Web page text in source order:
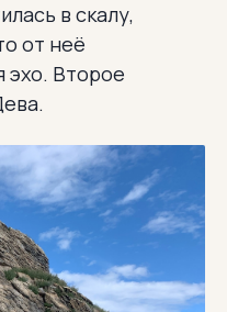
в скалу,
от неё
эхо. Второе